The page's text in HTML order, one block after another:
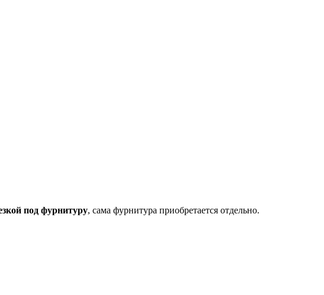
под фурнитуру, сама фурнитура приобретается отдельно.